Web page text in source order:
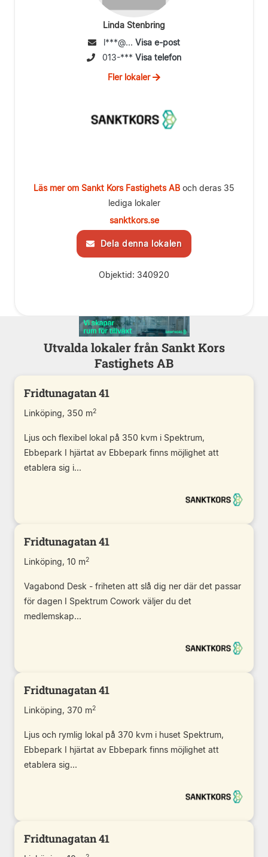
Linda Stenbring
l***@... Visa e-post
013-*** Visa telefon
Fler lokaler
Läs mer om Sankt Kors Fastighets AB och deras 35
lediga lokaler
sanktkors.se
Dela denna lokalen
Objektid: 340920
Utvalda lokaler från Sankt Kors
Fastighets AB
Fridtunagatan 41
Linköping, 350 m2
Ljus och flexibel lokal på 350 kvm i Spektrum,
Ebbepark I hjärtat av Ebbepark finns möjlighet att
etablera sig i...
Fridtunagatan 41
Linköping, 10 m2
Vagabond Desk - friheten att slå dig ner där det passar
för dagen I Spektrum Cowork väljer du det
medlemskap...
Fridtunagatan 41
Linköping, 370 m2
Ljus och rymlig lokal på 370 kvm i huset Spektrum,
Ebbepark I hjärtat av Ebbepark finns möjlighet att
etablera sig...
Fridtunagatan 41